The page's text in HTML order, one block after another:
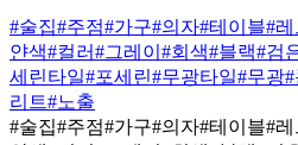
#술집#주점#가구#의자#테이블#레
얀색#컬러#그레이 #회색#블랙#검
세린타일#포세린#무광타일#무광
리트#노출
#술집#주점#가구#의자#테이블#레